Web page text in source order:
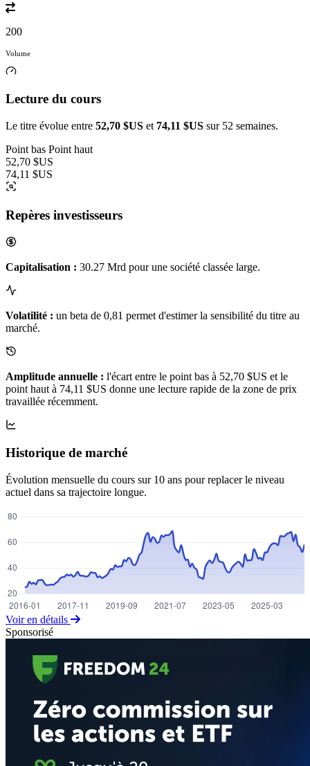
200
Volume
Lecture du cours
Le titre évolue entre 52,70 $US et 74,11 $US sur 52 semaines.
Point bas Point haut
52,70 $US
74,11 $US
Repères investisseurs
Capitalisation : 30.27 Mrd pour une société classée large.
Volatilité : un beta de 0,81 permet d'estimer la sensibilité du titre au
marché.
Amplitude annuelle : l'écart entre le point bas à 52,70 $US et le
point haut à 74,11 $US donne une lecture rapide de la zone de prix
travaillée récemment.
Historique de marché
Évolution mensuelle du cours sur 10 ans pour replacer le niveau
actuel dans sa trajectoire longue.
Voir en détails
Sponsorisé